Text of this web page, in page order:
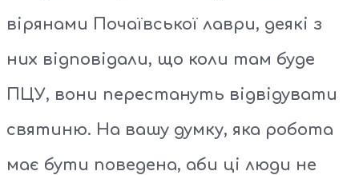
вірянами Почаївської лаври, деякі з
них відповідали, що коли там буде
ПЦУ, вони перестануть відвідувати
святиню. На вашу думку, яка робота
має бути поведена, аби ці люди не